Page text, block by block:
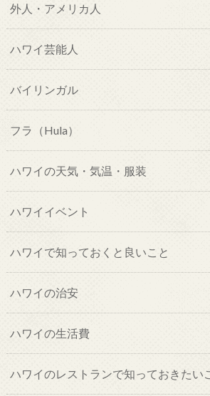
外人・アメリカ人
ハワイ芸能人
バイリンガル
フラ（Hula）
ハワイの天気・気温・服装
ハワイイベント
ハワイで知っておくと良いこと
ハワイの治安
ハワイの生活費
ハワイのレストランで知っておきたい